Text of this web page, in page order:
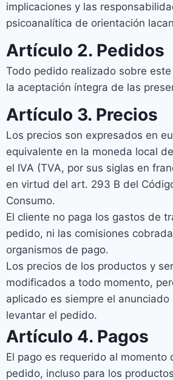
implicaciones y las
psicoanalítica de orientación
Artículo 2. Pedidos
Todo pedido realizado sobre
la aceptación íntegra de las
Artículo 3. Precios
Los precios son expresados en
equivalente en la moneda local
el IVA (TVA, por sus siglas en
en virtud del art. 293 B del
Consumo.
El cliente no paga los gastos de
pedido, ni las comisiones
organismos de pago.
Los precios de los productos y
modificados a todo momento,
aplicado es siempre el
levantar el pedido.
Artículo 4. Pagos
El pago es requerido al momento
pedido, incluso para los